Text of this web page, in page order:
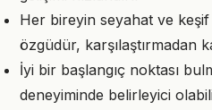
Her bireyin seyahat ve
özgüdür, karşılaştırmadan
İyi bir başlangıç noktası
deneyiminde belirleyici